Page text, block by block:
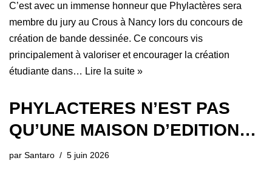
C’est avec un immense honneur que Phylactères sera
membre du jury au Crous à Nancy lors du concours de
création de bande dessinée. Ce concours vis
principalement à valoriser et encourager la création
étudiante dans… Lire la suite »
PHYLACTERES N’EST PAS
QU’UNE MAISON D’EDITION…
par Santaro 5 juin 2026